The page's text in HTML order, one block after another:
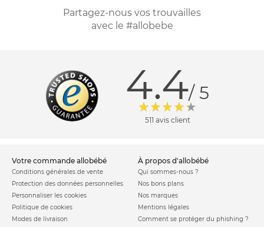
Partagez-nous vos trouvailles
avec le #allobebe
4.4/ 5
511 avis client
votre commande allobébé
Conditions générales de vente
Protection des données personnelles
Personnaliser les cookies
Politique de cookies
Modes de livraison
à propos d'allobébé
Qui sommes-nous ?
Nos bons plans
Nos marques
Mentions légales
Comment se protéger du phishing ?